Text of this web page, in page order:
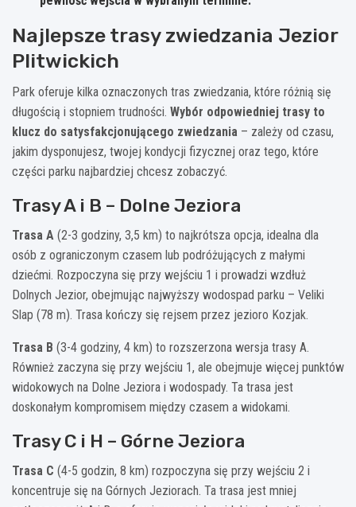
Najlepsze trasy zwiedzania Jezior
Plitwickich
Park oferuje kilka oznaczonych tras zwiedzania, które różnią się
długością i stopniem trudności. Wybór odpowiedniej trasy to
klucz do satysfakcjonującego zwiedzania – zależy od czasu,
jakim dysponujesz, twojej kondycji fizycznej oraz tego, które
części parku najbardziej chcesz zobaczyć.
Trasy A i B – Dolne Jeziora
Trasa A (2-3 godziny, 3,5 km) to najkrótsza opcja, idealna dla
osób z ograniczonym czasem lub podróżujących z małymi
dziećmi. Rozpoczyna się przy wejściu 1 i prowadzi wzdłuż
Dolnych Jezior, obejmując najwyższy wodospad parku – Veliki
Slap (78 m). Trasa kończy się rejsem przez jezioro Kozjak.
Trasa B (3-4 godziny, 4 km) to rozszerzona wersja trasy A.
Również zaczyna się przy wejściu 1, ale obejmuje więcej punktów
widokowych na Dolne Jeziora i wodospady. Ta trasa jest
doskonałym kompromisem między czasem a widokami.
Trasy C i H – Górne Jeziora
Trasa C (4-5 godzin, 8 km) rozpoczyna się przy wejściu 2 i
koncentruje się na Górnych Jeziorach. Ta trasa jest mniej